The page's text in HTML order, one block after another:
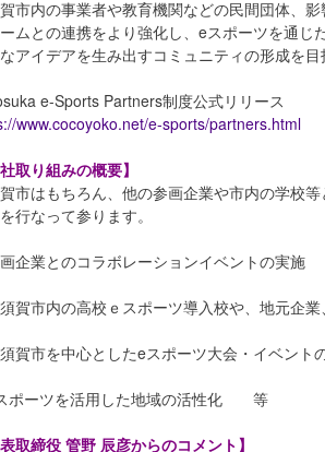
市内の事業者や教育機関などの民間団体、
ムとの連携をより強化し、eスポーツを通じ
アイデアを生み出すコミュニティの形成を目
e-Sports Partners制度公式リリース
www.cocoyoko.net/e-sports/partners.html
社取り組みの概要】
市はもちろん、他の参画企業や市内の学校
行なって参ります。
画企業とのコラボレーションイベントの実施
須賀市内の高校ｅスポーツ導入校や、地元企
須賀市を中心としたeスポーツ大会・イベント
ポーツを活用した地域の活性化 等
表取締役 管野 辰彦からのコメント】